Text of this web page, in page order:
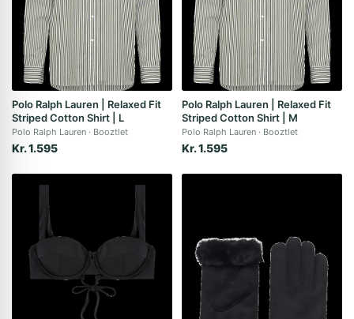
Polo Ralph Lauren | Relaxed Fit
Striped Cotton Shirt | L
Polo Ralph Lauren Booztlet
Kr. 1.595
Polo Ralph Lauren | Relaxed Fit
Striped Cotton Shirt | M
Polo Ralph Lauren Booztlet
Kr. 1.595